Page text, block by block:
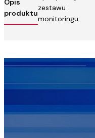
Opis
produktu
zestawu
monitoringu